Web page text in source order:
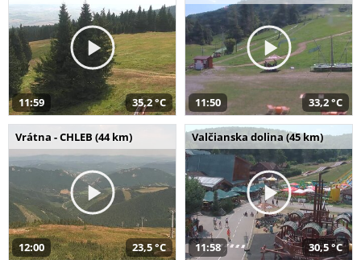
11:59 35,2 °C 11:50 33,2 °C
Vrátna - CHLEB (44 km)
12:00 23,5 °C
Valčianska dolina (45 km)
11:58 30,5 °C